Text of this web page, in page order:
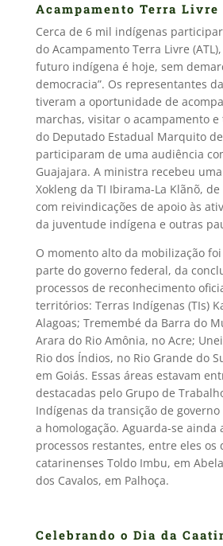
Acampamento Terra Livre
Cerca de 6 mil indígenas
do Acampamento Terra Livre
futuro indígena é hoje, sem
democracia”. Os representantes
tiveram a oportunidade de
marchas, visitar o acampamento
do Deputado Estadual Marquito
participaram de uma audiência
Guajajara. A ministra recebeu
Xokleng da TI Ibirama-La Klãnõ,
com reivindicações de apoio às
da juventude indígena e outras
O momento alto da mobilização
parte do governo federal, da
processos de reconhecimento
territórios: Terras Indígenas (TIs)
Alagoas; Tremembé da Barra do
Arara do Rio Amônia, no Acre;
Rio dos Índios, no Rio Grande do
em Goiás. Essas áreas estavam
destacadas pelo Grupo de
Indígenas da transição de
a homologação. Aguarda-se ainda
processos restantes, entre eles os
catarinenses Toldo Imbu, em
dos Cavalos, em Palhoça.
Celebrando o Dia da